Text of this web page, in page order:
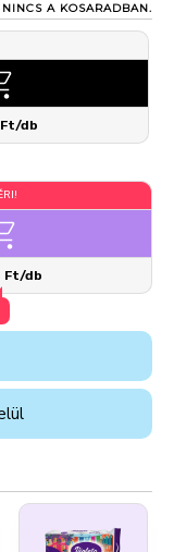
A KOSARADBAN.
db
Ft/db